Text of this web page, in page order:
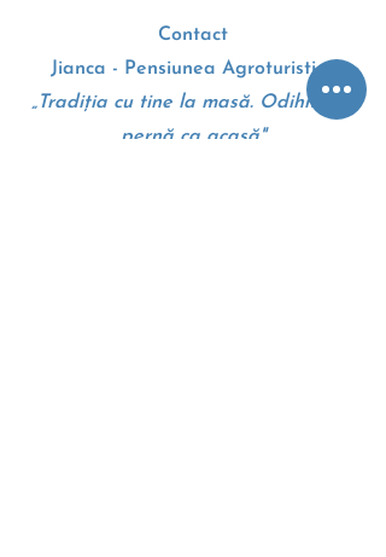
Contact
Jianca - Pensiunea Agroturistica
„Tradiția cu tine la masă. Odihnă pe
pernă ca acasă"